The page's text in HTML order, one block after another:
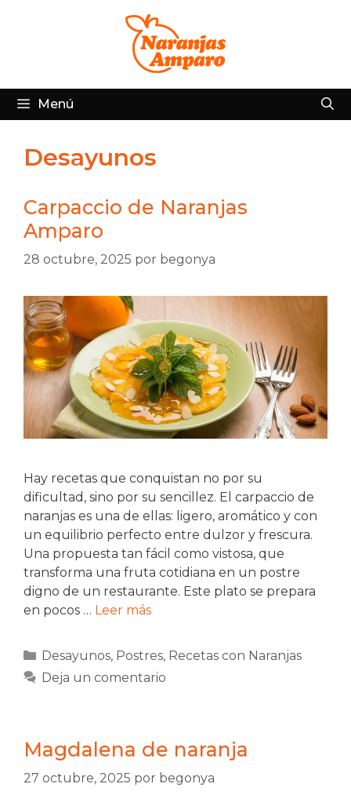
Menú
Desayunos
Carpaccio de Naranjas
Amparo
28 octubre, 2025 por begonya
Hay recetas que conquistan no por su
dificultad, sino por su sencillez. El carpaccio de
naranjas es una de ellas: ligero, aromático y con
un equilibrio perfecto entre dulzor y frescura.
Una propuesta tan fácil como vistosa, que
transforma una fruta cotidiana en un postre
digno de un restaurante. Este plato se prepara
en pocos … Leer más
Categorías
Desayunos, Postres, Recetas con Naranjas
Deja un comentario
Magdalena de naranja
27 octubre, 2025 por begonya